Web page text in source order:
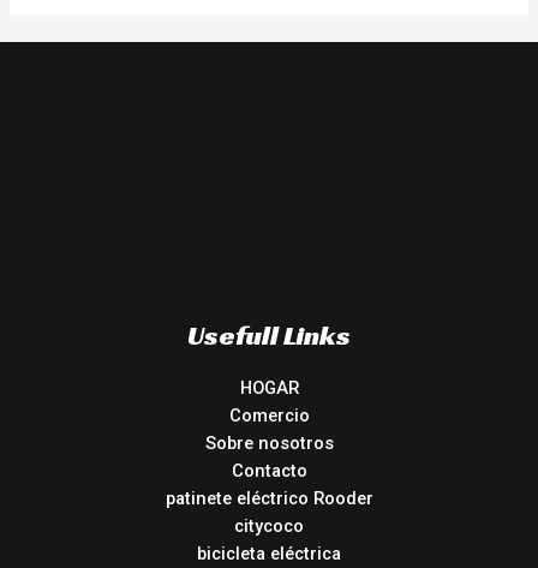
Usefull Links
HOGAR
Comercio
Sobre nosotros
Contacto
patinete eléctrico Rooder
citycoco
bicicleta eléctrica